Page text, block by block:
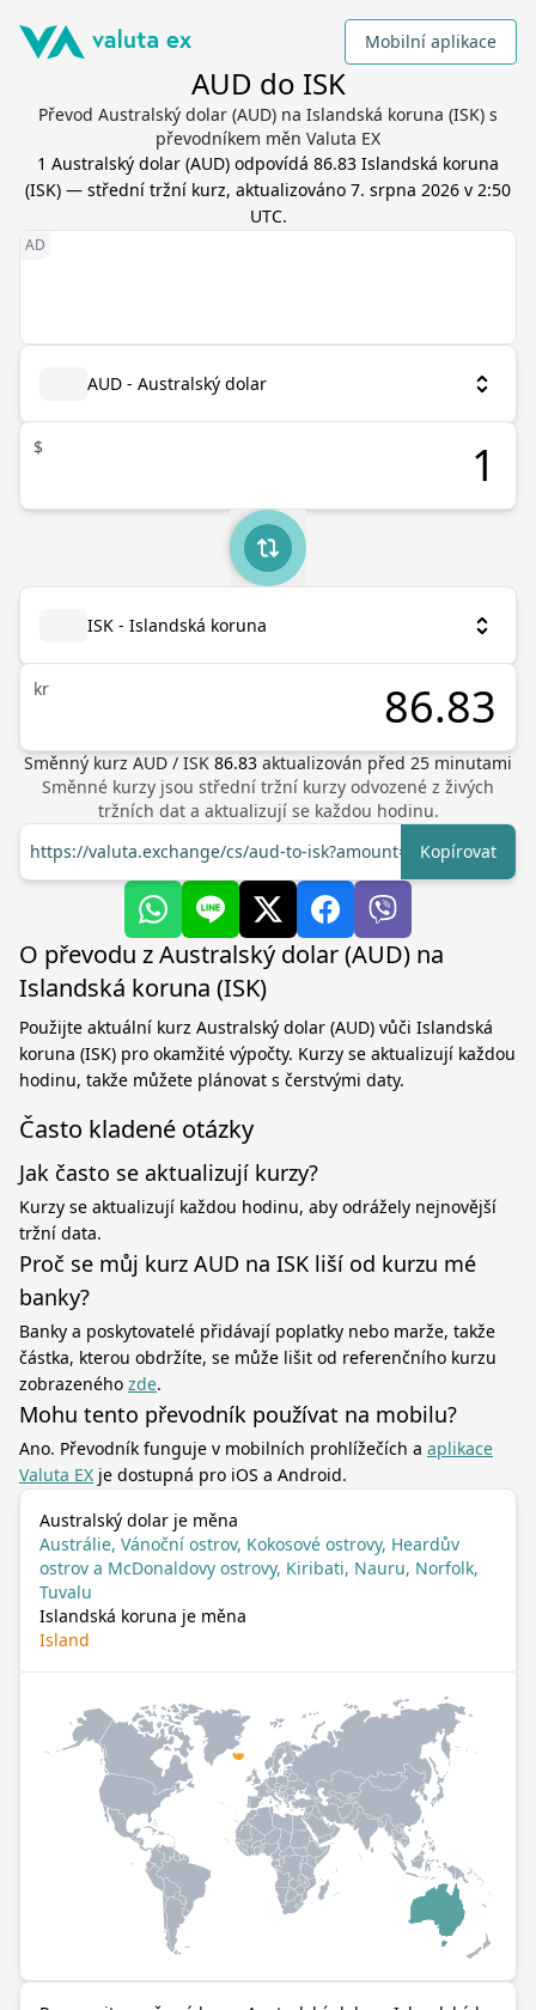
Mobilní aplikace
AUD do ISK
Převod Australský dolar (AUD) na Islandská koruna (ISK) s
převodníkem měn Valuta EX
1 Australský dolar (AUD) odpovídá 86.83 Islandská koruna
(ISK) — střední tržní kurz, aktualizováno 7. srpna 2026 v 2:50
UTC.
AUD - Australský dolar
$
ISK - Islandská koruna
kr
Směnný kurz AUD / ISK 86.83 aktualizován před 25 minutami
Směnné kurzy jsou střední tržní kurzy odvozené z živých
tržních dat a aktualizují se každou hodinu.
https://valuta.exchange/cs/aud-to-isk?amount=1
Kopírovat
O převodu z Australský dolar (AUD) na
Islandská koruna (ISK)
Použijte aktuální kurz Australský dolar (AUD) vůči Islandská
koruna (ISK) pro okamžité výpočty. Kurzy se aktualizují každou
hodinu, takže můžete plánovat s čerstvými daty.
Často kladené otázky
Jak často se aktualizují kurzy?
Kurzy se aktualizují každou hodinu, aby odrážely nejnovější
tržní data.
Proč se můj kurz AUD na ISK liší od kurzu mé
banky?
Banky a poskytovatelé přidávají poplatky nebo marže, takže
částka, kterou obdržíte, se může lišit od referenčního kurzu
zobrazeného zde.
Mohu tento převodník používat na mobilu?
Ano. Převodník funguje v mobilních prohlížečích a aplikace
Valuta EX je dostupná pro iOS a Android.
Australský dolar je měna
Austrálie, Vánoční ostrov, Kokosové ostrovy, Heardův
ostrov a McDonaldovy ostrovy, Kiribati, Nauru, Norfolk,
Tuvalu
Islandská koruna je měna
Island